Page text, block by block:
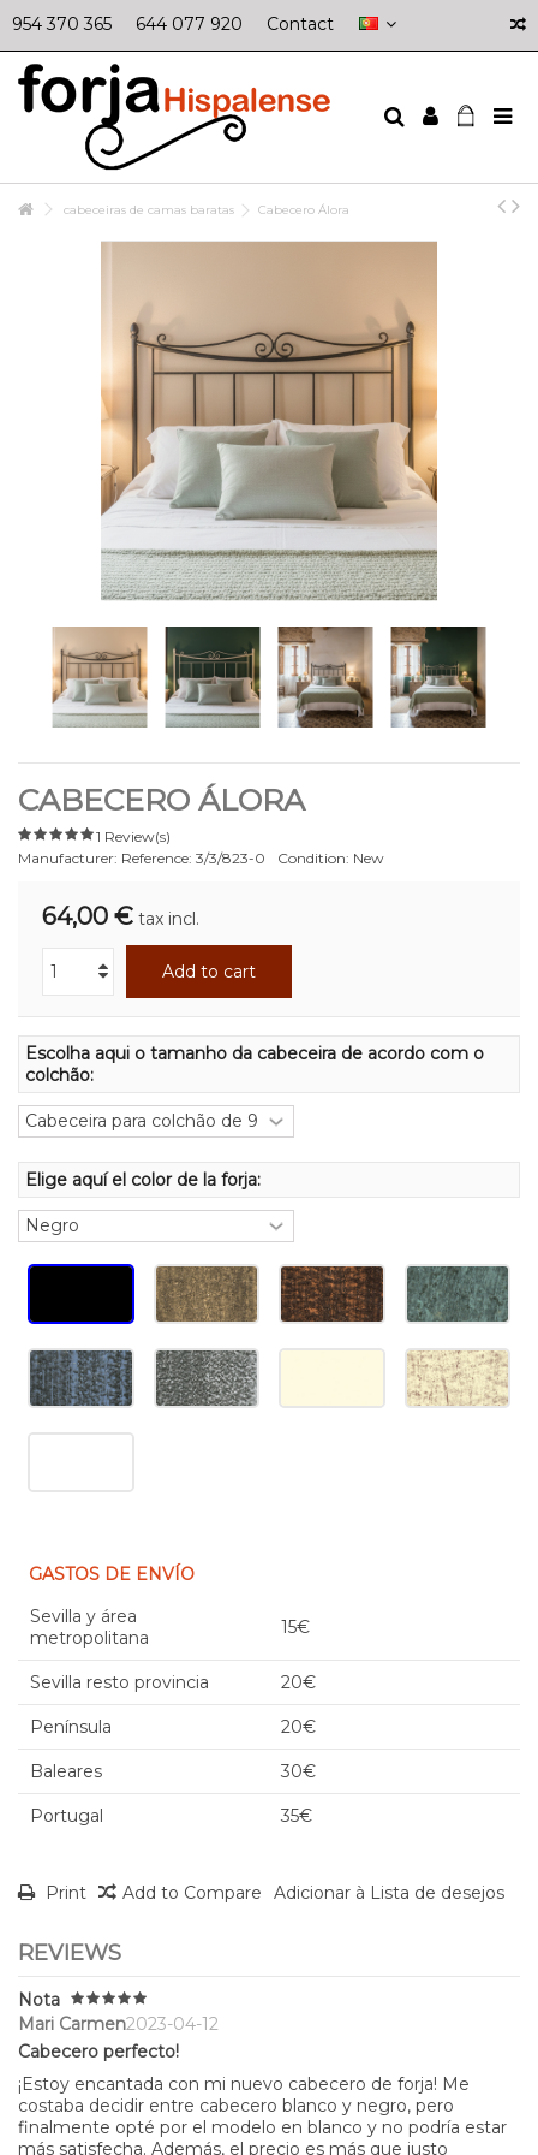
954 370 365 644 077 920 Contact
cabeceiras de camas baratas Cabecero Álora
CABECERO ÁLORA
1 Review(s)
Manufacturer: Reference: 3/3/823-0 Condition: New
64,00 € tax incl.
Add to cart
Elige aquí el color de la forja:
Escolha aqui o tamanho da cabeceira de acordo com o
colchão:
GASTOS DE ENVÍO
Sevilla y área
metropolitana
15€
Sevilla resto provincia 20€
Península 20€
Baleares 30€
Portugal 35€
Print Add to Compare Adicionar à Lista de desejos
REVIEWS
Nota
Mari Carmen2023-04-12
Cabecero perfecto!
¡Estoy encantada con mi nuevo cabecero de forja! Me
costaba decidir entre cabecero blanco y negro, pero
finalmente opté por el modelo en blanco y no podría estar
más satisfecha. Además, el precio es más que justo